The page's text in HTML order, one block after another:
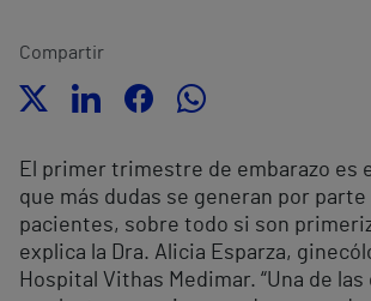
Compartir
El primer trimestre de embarazo es
que más dudas se generan por parte
pacientes, sobre todo si son
explica la Dra. Alicia Esparza,
Hospital Vithas Medimar. “Una de